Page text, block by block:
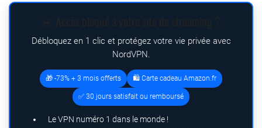
Débloquez en 1 clic et protégez votre vie privée avec
NordVPN.
🎁 -73% + 3 mois offerts 🛍️ Carte cadeau Amazon.fr
✅ 30 jours satisfait ou remboursé
Le VPN numéro 1 dans le monde !